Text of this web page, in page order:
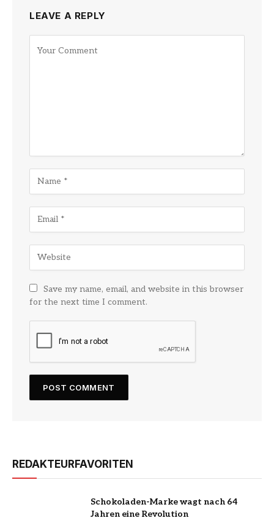
LEAVE A REPLY
Save my name, email, and website in this browser
for the next time I comment.
REDAKTEURFAVORITEN
Schokoladen-Marke wagt nach 64
Jahren eine Revolution